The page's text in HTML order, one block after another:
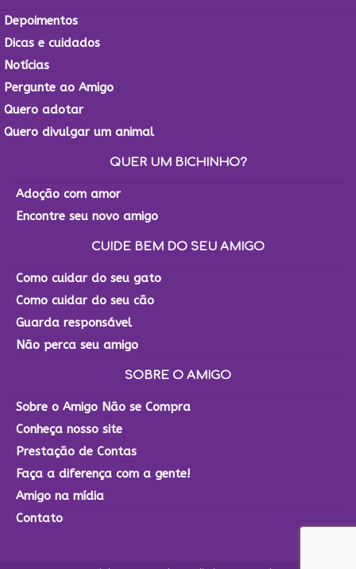
Depoimentos
Dicas e cuidados
Notícias
Pergunte ao Amigo
Quero adotar
Quero divulgar um animal
QUER UM BICHINHO?
Adoção com amor
Encontre seu novo amigo
CUIDE BEM DO SEU AMIGO
Como cuidar do seu gato
Como cuidar do seu cão
Guarda responsável
Não perca seu amigo
SOBRE O AMIGO
Sobre o Amigo Não se Compra
Conheça nosso site
Prestação de Contas
Faça a diferença com a gente!
Amigo na mídia
Contato